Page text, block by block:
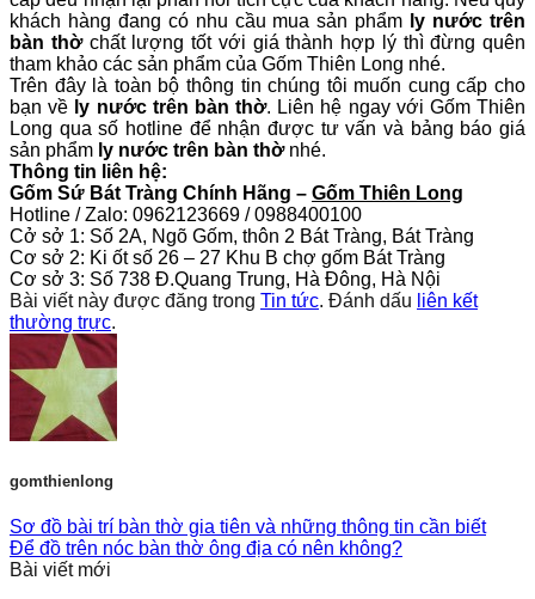
khách hàng đang có nhu cầu mua sản phẩm ly nước trên
bàn thờchất lượng tốt với giá thành hợp lý thì đừng quên
tham khảo các sản phẩm của Gốm Thiên Long nhé.
Trên đây là toàn bộ thông tin chúng tôi muốn cung cấp cho
bạn về ly nước trên bàn thờ. Liên hệ ngay với Gốm Thiên
Long qua số hotline để nhận được tư vấn và bảng báo giá
sản phẩm ly nước trên bàn thờnhé.
Thông tin liên hệ:
Gốm Sứ Bát Tràng Chính Hãng – Gốm Thiên Long
Hotline / Zalo: 0962123669 /0988400100
Cở sở 1: Số 2A, Ngõ Gốm, thôn 2 Bát Tràng, Bát Tràng
Cơ sở 2: Ki ốt số 26 – 27 Khu B chợ gốm Bát Tràng
Cơ sở 3: Số 738 Đ.Quang Trung, Hà Đông, Hà Nội
Bài viết này được đăng trong Tin tức. Đánh dấu liên kết
thường trực.
gomthienlong
Sơ đồ bài trí bàn thờ gia tiên và những thông tin cần biết
Để đồ trên nóc bàn thờ ông địa có nên không?
Bài viết mới